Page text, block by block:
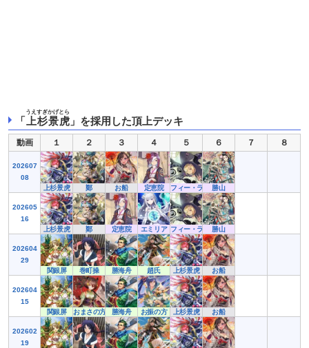
「 上杉景虎
うえすぎかげとら
」を採用した頂上デッキ
動画 １ ２ ３ ４ ５ ６ ７ ８
202607
08
上杉景虎
鄭 お船 定恵院 フィー・ラプンツェル
勝山
202605
16
上杉景虎
鄭 定恵院 エミリア フィー・ラプンツェル
勝山
202604
29
関銀屏
巻町操 勝海舟 趙氏 上杉景虎 お船
202604
15
関銀屏
おまさの方 勝海舟 お振の方 上杉景虎 お船
202602
19